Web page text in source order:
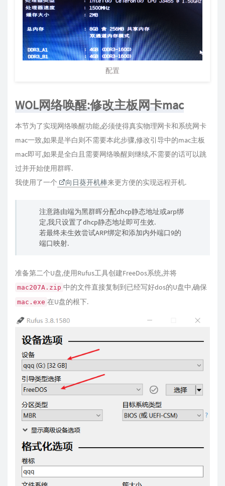
配置
WOL网络唤醒:修改主板网卡mac
本节为了实现网络唤醒功能,必须使得真实物理网卡和系统网卡
mac一致,如果是半白则不需要本此步骤,修改引导中的mac主板
mac即可,如果是全白且需要网络唤醒则继续,不需要的话可以跳
过并开始使用群晖.
我使用了一个
向日葵开机棒来更方便的实现远程开机.
注意路由端为黑群晖分配dhcp静态地址或arp绑
定,我只设置了dhcp静态地址即可生效.
若最终未生效尝试ARP绑定和添加内外端口9的
端口映射.
准备第二个U盘,使用Rufus工具创建FreeDos系统,并将
mac207A.zip 中的文件直接复制到已经写好dos的U盘中,确保
mac.exe 在U盘的根下.